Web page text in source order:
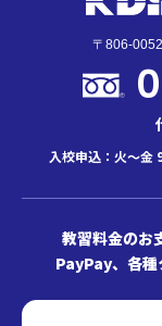
〒806-
入校申込：火～
教習料金のお
PayPay、各種